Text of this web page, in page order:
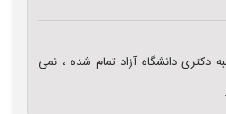
دکتری دانشگاه آزاد تمام شده ، نمی